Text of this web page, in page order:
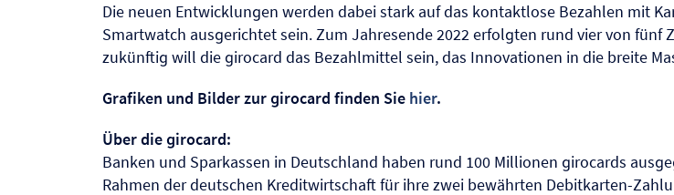
Die neuen Entwicklungen werden dabei stark auf das kontaktlose Bezahlen mit
Smartwatch ausgerichtet sein. Zum Jahresende 2022 erfolgten rund vier von
zukünftig will die girocard das Bezahlmittel sein, das Innovationen in die breite
Grafiken und Bilder zur girocard finden Sie hier.
Über die girocard:
Banken und Sparkassen in Deutschland haben rund 100 Millionen girocards
Rahmen der deutschen Kreditwirtschaft für ihre zwei bewährten Debitkarten-